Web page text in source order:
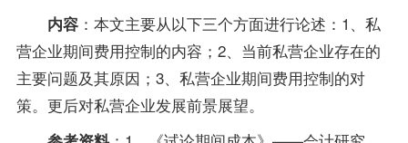
内容：本文主要从以下三个方面进行论述：1、私
营企业期间费用控制的内容；2、当前私营企业存在的
主要问题及其原因；3、私营企业期间费用控制的对
策。更后对私营企业发展前景展望。